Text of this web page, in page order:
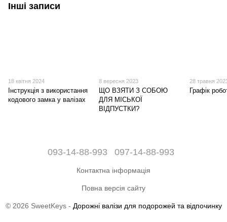
Інші записи
18 квітня 2024
Інструкція з використання
кодового замка у валізах
8 вересня 2023
ЩО ВЗЯТИ З СОБОЮ
ДЛЯ МІСЬКОЇ
ВІДПУСТКИ?
28 травня
Графік
093-14-88-993 097-14-88-993
Контактна інформація
Повна версія сайту
© 2026 SweetKeys - Дорожні валізи для подорожей та відпочинку